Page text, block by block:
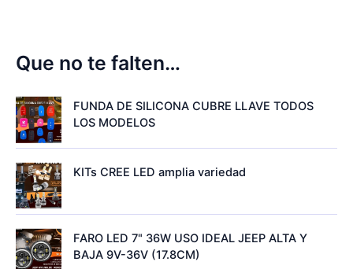
Que no te falten…
FUNDA DE SILICONA CUBRE LLAVE TODOS
LOS MODELOS
KITs CREE LED amplia variedad
FARO LED 7" 36W USO IDEAL JEEP ALTA Y
BAJA 9V-36V (17.8CM)